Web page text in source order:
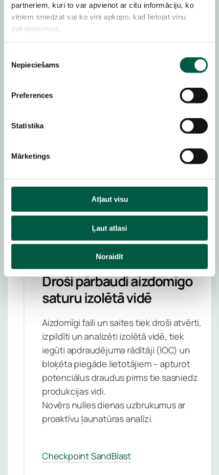
partneriem, kuri to var apvienot ar citu informāciju, ko
viņiem sniedzat vai ko viņi apkopo, kad lietojat viņu
pakalpojumus.
izvēle
Nepieciešams
Preferences
Statistika
Mārketings
Atļaut visu
Ļaut atlasi
Noraidīt
Iestati vienreiz – esi
nodrošina stingrākas bāzlīnijas, novērš
nepareizas konfigurācijas un pārskatāmi
dokumentē atbilstības statusu mērogā.
piepūles visā infrastruktūrā.
TripWire EnterpriseNetwrix
FAILU SMILŠKASTE
Droši pārbaudi aizdomīgo
saturu izolētā vidē
Aizdomīgi faili un saites tiek droši atvērti,
izpildīti un analizēti izolētā vidē, tiek
iegūti apdraudējuma rādītāji (IOC) un
bloķēta piegāde lietotājiem – apturot
potenciālus draudus pirms tie sasniedz
produkcijas vidi.
Novērs nulles dienas uzbrukumus ar
proaktīvu ļaunatūras analīzi.
Checkpoint SandBlast